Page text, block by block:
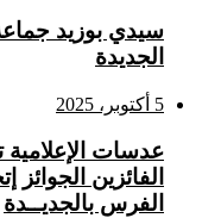
سيدي بوزيد
الجديدة
5 أكتوبر، 2025
عدسات الإعلامية
الفائزين
الفرس بالجديــدة